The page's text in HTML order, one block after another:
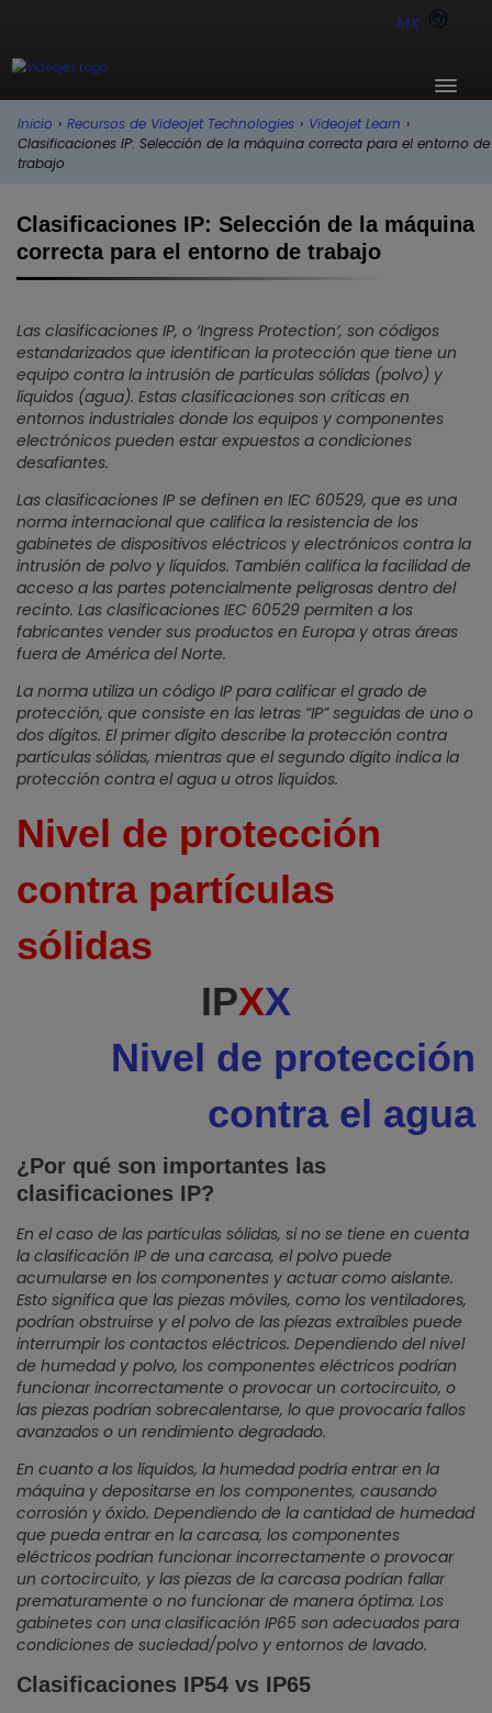
MX
Inicio › Recursos de Videojet Technologies › Videojet Learn ›
Clasificaciones IP: Selección de la máquina correcta para el entorno de
trabajo
Clasificaciones IP: Selección de la máquina
correcta para el entorno de trabajo
Las clasificaciones IP, o ‘Ingress Protection’, son códigos
estandarizados que identifican la protección que tiene un
equipo contra la intrusión de partículas sólidas (polvo) y
líquidos (agua). Estas clasificaciones son críticas en
entornos industriales donde los equipos y componentes
electrónicos pueden estar expuestos a condiciones
desafiantes.
Las clasificaciones IP se definen en IEC 60529, que es una
norma internacional que califica la resistencia de los
gabinetes de dispositivos eléctricos y electrónicos contra la
intrusión de polvo y líquidos. También califica la facilidad de
acceso a las partes potencialmente peligrosas dentro del
recinto. Las clasificaciones IEC 60529 permiten a los
fabricantes vender sus productos en Europa y otras áreas
fuera de América del Norte.
La norma utiliza un código IP para calificar el grado de
protección, que consiste en las letras “IP” seguidas de uno o
dos dígitos. El primer dígito describe la protección contra
partículas sólidas, mientras que el segundo dígito indica la
protección contra el agua u otros líquidos.
Nivel de protección
contra partículas
sólidas
IPXX
Nivel de protección
contra el agua
¿Por qué son importantes las
clasificaciones IP?
En el caso de las partículas sólidas, si no se tiene en cuenta
la clasificación IP de una carcasa, el polvo puede
acumularse en los componentes y actuar como aislante.
Esto significa que las piezas móviles, como los ventiladores,
podrían obstruirse y el polvo de las piezas extraíbles puede
interrumpir los contactos eléctricos. Dependiendo del nivel
de humedad y polvo, los componentes eléctricos podrían
funcionar incorrectamente o provocar un cortocircuito, o
las piezas podrían sobrecalentarse, lo que provocaría fallos
avanzados o un rendimiento degradado.
En cuanto a los líquidos, la humedad podría entrar en la
máquina y depositarse en los componentes, causando
corrosión y óxido. Dependiendo de la cantidad de humedad
que pueda entrar en la carcasa, los componentes
eléctricos podrían funcionar incorrectamente o provocar
un cortocircuito, y las piezas de la carcasa podrían fallar
prematuramente o no funcionar de manera óptima. Los
gabinetes con una clasificación IP65 son adecuados para
condiciones de suciedad/polvo y entornos de lavado.
Clasificaciones IP54 vs IP65